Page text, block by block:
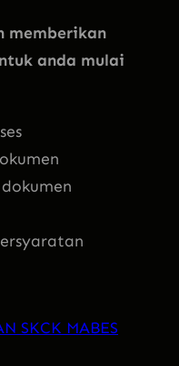
memberikan
anda mulai
SKCK MABES